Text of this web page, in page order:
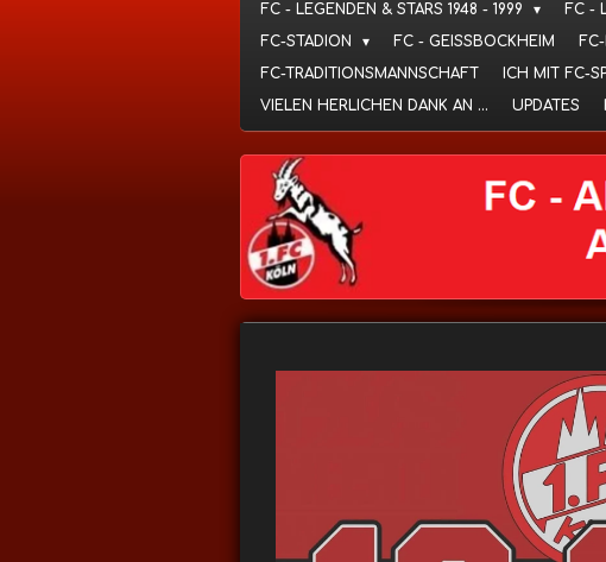
FC - LEGENDEN & STARS 1948 - 1999
FC -
FC-STADION
FC - GEISSBOCKHEIM
FC-TRADITIONSMANNSCHAFT
ICH MIT FC-
VIELEN HERLICHEN DANK AN ...
UPDATES